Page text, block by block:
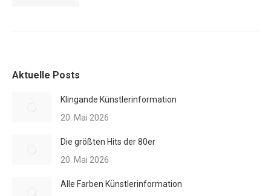
Aktuelle Posts
Klingande Künstlerinformation
20. Mai 2026
Die größten Hits der 80er
20. Mai 2026
Alle Farben Künstlerinformation